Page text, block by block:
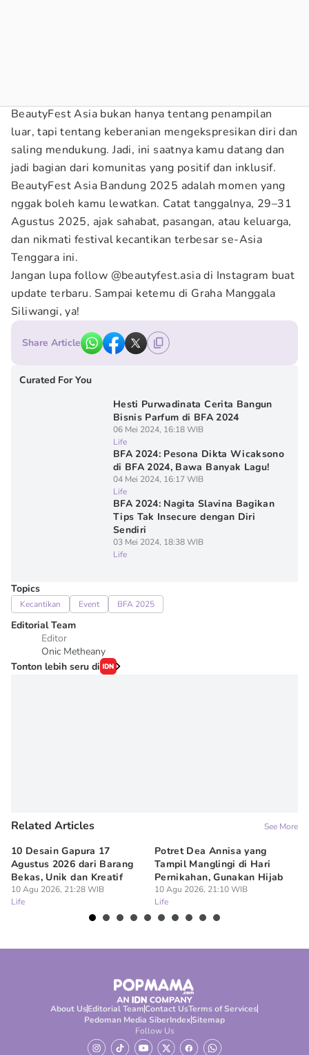
BeautyFest Asia bukan hanya tentang penampilan
luar, tapi tentang keberanian mengekspresikan diri dan
saling mendukung. Jadi, ini saatnya kamu datang dan
jadi bagian dari komunitas yang positif dan inklusif.
BeautyFest Asia Bandung 2025 adalah momen yang
nggak boleh kamu lewatkan. Catat tanggalnya, 29–31
Agustus 2025, ajak sahabat, pasangan, atau keluarga,
dan nikmati festival kecantikan terbesar se-Asia
Tenggara ini.
Jangan lupa follow @beautyfest.asia di Instagram buat
update terbaru. Sampai ketemu di Graha Manggala
Siliwangi, ya!
Share Article
Curated For You
Hesti Purwadinata Cerita Bangun
Bisnis Parfum di BFA 2024
06 Mei 2024, 16:18 WIB
Life
BFA 2024: Pesona Dikta Wicaksono
di BFA 2024, Bawa Banyak Lagu!
04 Mei 2024, 16:17 WIB
Life
BFA 2024: Nagita Slavina Bagikan
Tips Tak Insecure dengan Diri
Sendiri
03 Mei 2024, 18:38 WIB
Life
Topics
Kecantikan Event BFA 2025
Editorial Team
Editor
Onic Metheany
Tonton lebih seru di
Related Articles See More
10 Desain Gapura 17
Agustus 2026 dari Barang
Bekas, Unik dan Kreatif
10 Agu 2026, 21:28 WIB
Life
Potret Dea Annisa yang
Tampil Manglingi di Hari
Pernikahan, Gunakan Hijab
10 Agu 2026, 21:10 WIB
Life
About UsEditorial TeamContact UsTerms of Services
Pedoman Media SiberIndexSitemap
Follow Us